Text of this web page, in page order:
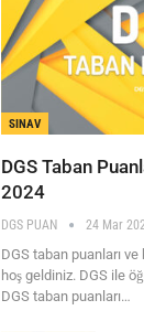
SINAV
DGS Taban
2024
DGS PUAN 24 Mar
DGS taban puanları
hoş geldiniz. DGS ile
DGS taban puanları…